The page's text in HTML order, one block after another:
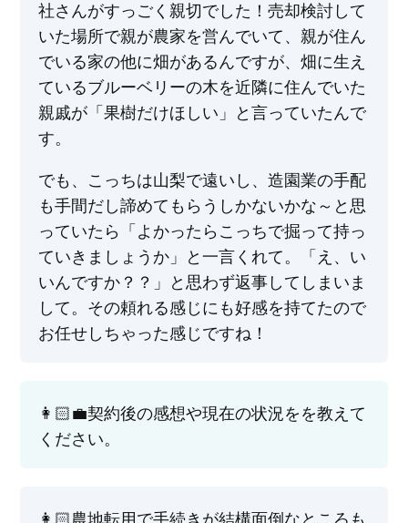
社さんがすっごく親切でした！売却検討して
いた場所で親が農家を営んでいて、親が住ん
でいる家の他に畑があるんですが、畑に生え
ているブルーベリーの木を近隣に住んでいた
親戚が「果樹だけほしい」と言っていたんで
す。
でも、こっちは山梨で遠いし、造園業の手配
も手間だし諦めてもらうしかないかな～と思
っていたら「よかったらこっちで掘って持っ
ていきましょうか」と一言くれて。「え、い
いんですか？？」と思わず返事してしまいま
して。その頼れる感じにも好感を持てたので
お任せしちゃった感じですね！
👩🏻‍💼契約後の感想や現在の状況をを教えて
ください。
👩🏻‍農地転用で手続きが結構面倒なところも